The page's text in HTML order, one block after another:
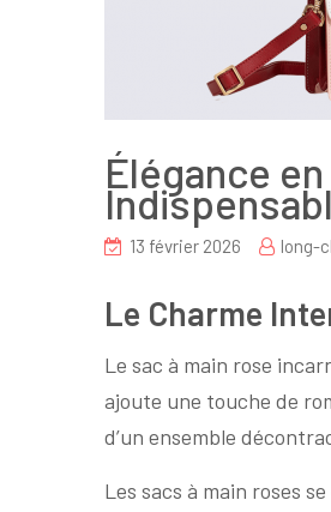
Élégance
13 février 2026 long-
Le Charme
Le sac à main rose
ajoute une touche de
d’un ensemble
Les sacs à main roses